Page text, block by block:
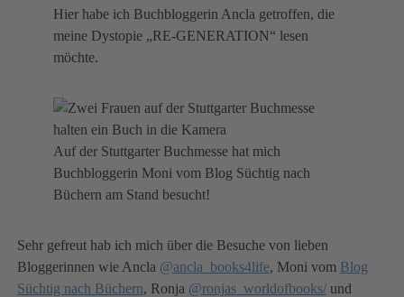
Hier habe ich Buchbloggerin Ancla getroffen, die
meine Dystopie „RE-GENERATION“ lesen
möchte.
Auf der Stuttgarter Buchmesse hat mich
Buchbloggerin Moni vom Blog Süchtig nach
Büchern am Stand besucht!
Sehr gefreut hab ich mich über die Besuche von lieben
Bloggerinnen wie Ancla @ancla_books4life, Moni vom Blog
Süchtig nach Büchern, Ronja @ronjas_worldofbooks/und